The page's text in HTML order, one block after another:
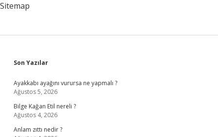
Sitemap
Sidebar
Son Yazılar
Ayakkabı ayağını vurursa ne yapmalı ?
Ağustos 5, 2026
Bilge Kağan Etil nereli ?
Ağustos 4, 2026
Anlam zıttı nedir ?